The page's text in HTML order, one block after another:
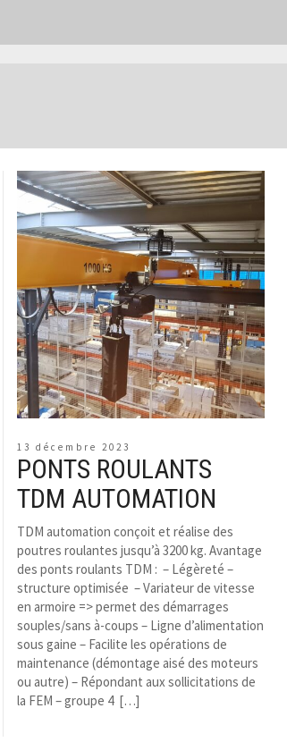
13 décembre 2023
PONTS ROULANTS
TDM AUTOMATION
TDM automation conçoit et réalise des
poutres roulantes jusqu’à 3200 kg. Avantage
des ponts roulants TDM : – Légèreté –
structure optimisée – Variateur de vitesse
en armoire => permet des démarrages
souples/sans à-coups – Ligne d’alimentation
sous gaine – Facilite les opérations de
maintenance (démontage aisé des moteurs
ou autre) – Répondant aux sollicitations de
la FEM – groupe 4 […]